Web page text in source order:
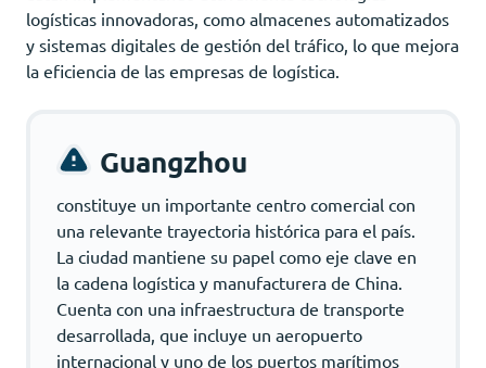
logísticas innovadoras, como almacenes automatizados
y sistemas digitales de gestión del tráfico, lo que mejora
la eficiencia de las empresas de logística.
Guangzhou
constituye un importante centro comercial con
una relevante trayectoria histórica para el país.
La ciudad mantiene su papel como eje clave en
la cadena logística y manufacturera de China.
Cuenta con una infraestructura de transporte
desarrollada, que incluye un aeropuerto
internacional y uno de los puertos marítimos